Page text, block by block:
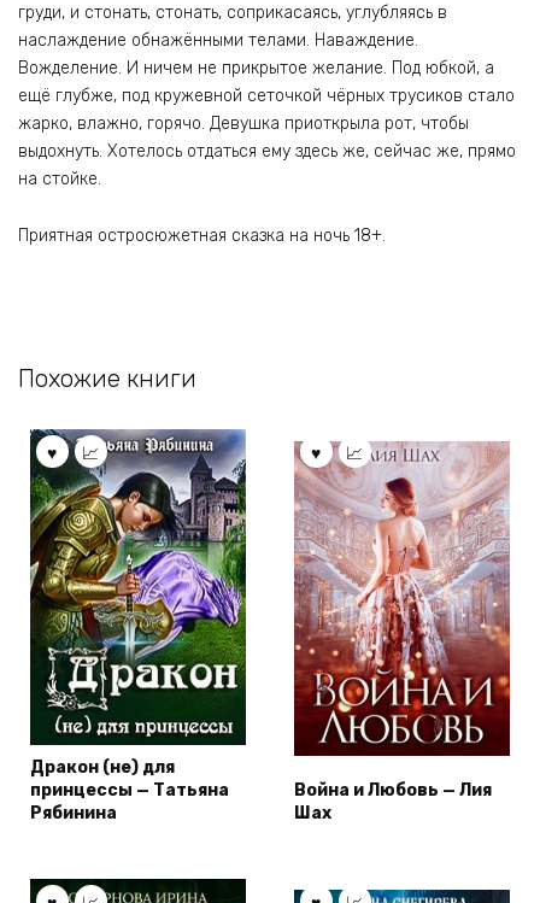
груди, и стонать, стонать, соприкасаясь, углубляясь в
наслаждение обнажёнными телами. Наваждение.
Вожделение. И ничем не прикрытое желание. Под юбкой, а
ещё глубже, под кружевной сеточкой чёрных трусиков стало
жарко, влажно, горячо. Девушка приоткрыла рот, чтобы
выдохнуть. Хотелось отдаться ему здесь же, сейчас же, прямо
на стойке.
Приятная остросюжетная сказка на ночь 18+.
Похожие книги
Дракон (не) для
принцессы — Татьяна
Рябинина
Война и Любовь — Лия
Шах